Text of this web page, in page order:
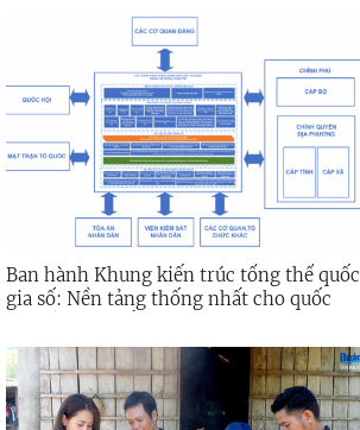
Ban hành Khung kiến trúc tổng thể quốc
gia số: Nền tảng thống nhất cho quốc